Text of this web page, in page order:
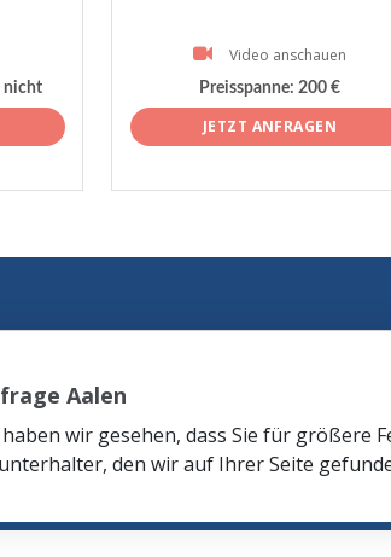
nicht
Video anschauen
Preisspanne: 200 €
JETZT ANFRAGEN
Aalen
wir gesehen, dass Sie für größere
den wir auf Ihrer Seite